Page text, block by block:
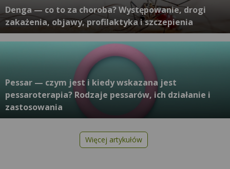
Denga — co to za choroba? Występowanie, drogi
zakażenia, objawy, profilaktyka i szczepienia
Pessar — czym jest i kiedy wskazana jest
pessaroterapia? Rodzaje pessarów, ich działanie i
zastosowania
Więcej artykułów